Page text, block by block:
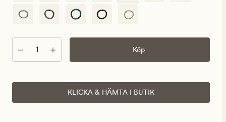
kr
Antal Köp
KLICKA & HÄMTA I BUTIK